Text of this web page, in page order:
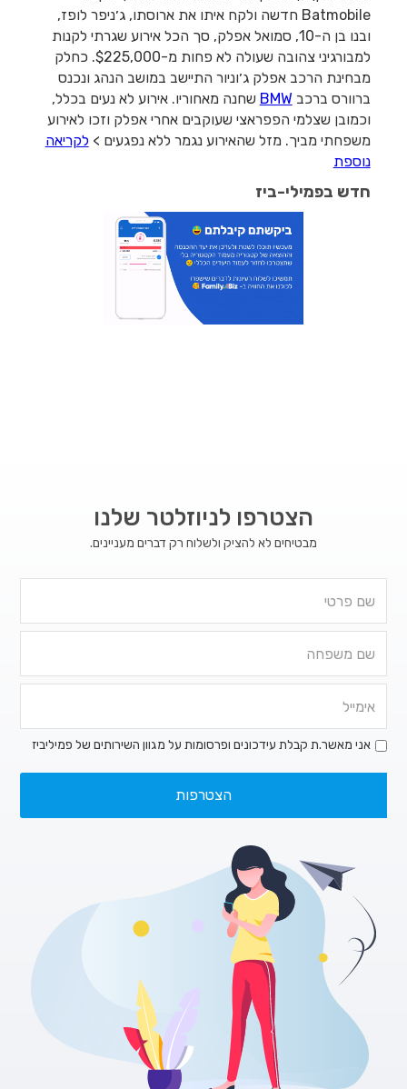
Batmobile חדשה ולקח איתו את ארוסתו, ג׳ניפר לופז,
ובנו בן ה-10, סמואל אפלק, סך הכל אירוע שגרתי לקנות
למבורגיני צהובה שעולה לא פחות מ-$225,000. כחלק
מבחינת הרכב אפלק ג׳וניור התיישב במושב הנהג ונכנס
ברוורס ברכב BMW שחנה מאחוריו. אירוע לא נעים בכלל,
וכמובן שצלמי הפפראצי שעוקבים אחרי אפלק וזכו לאירוע
משפחתי מביך. מזל שהאירוע נגמר ללא נפגעים > לקריאה
נוספת
חדש בפמילי-ביז
הצטרפו לניוזלטר שלנו
מבטיחים לא להציק ולשלוח רק דברים מעניינים.
אני מאשר.ת קבלת עידכונים ופרסומות על מגוון השירותים של פמיליביז